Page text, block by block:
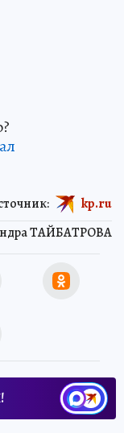
ал
ТАЙБАТРОВА
kp.ru